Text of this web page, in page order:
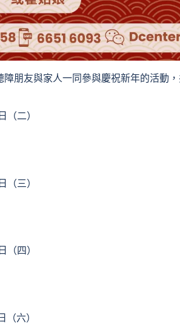
朋友與家人一同參與慶祝新年的活動
二）
三）
四）
六）